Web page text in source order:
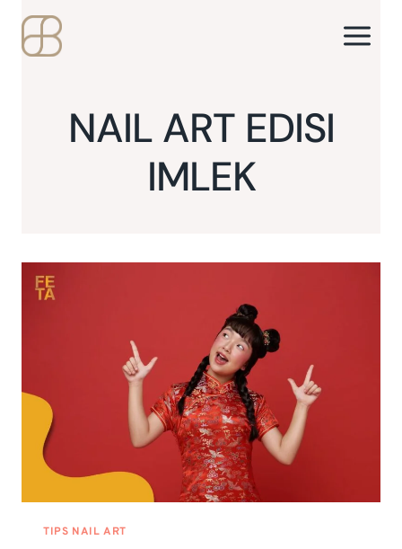
content
NAIL ART EDISI
IMLEK
TIPS NAIL ART